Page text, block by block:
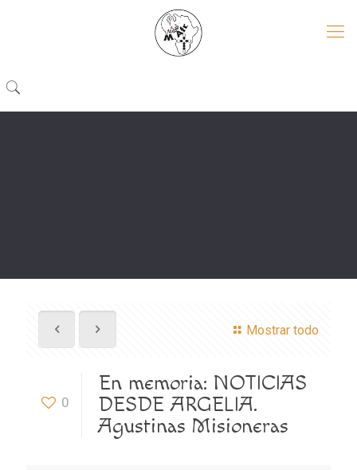
Mostrar todo
0
En memoria: NOTICIAS
DESDE ARGELIA.
Agustinas Misioneras